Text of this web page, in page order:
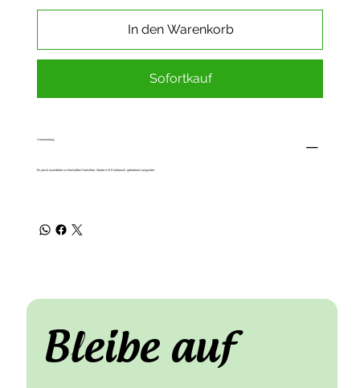
In den Warenkorb
Sofortkauf
Verwendung
Es passt wunderbar zu herzhaften Gerichten: Salate mit Knoblauch, gebratene Langusten.
Bleibe auf